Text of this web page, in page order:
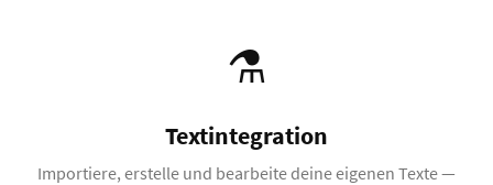
⚗️
Textintegration
Importiere, erstelle und bearbeite deine eigenen Texte —